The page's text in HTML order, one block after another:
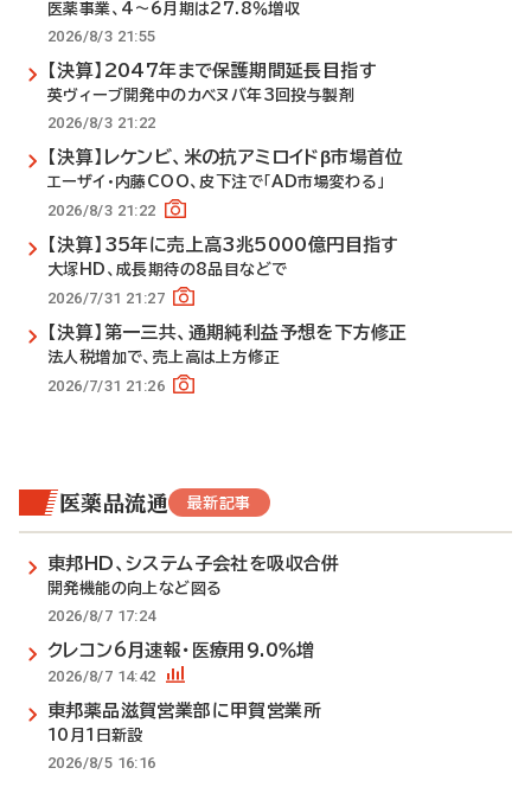
医薬事業、4～6月期は27.8％増収
2026/8/3 21:55
【決算】2047年まで保護期間延長目指す
英ヴィーブ開発中のカベヌバ年3回投与製剤
2026/8/3 21:22
【決算】レケンビ、米の抗アミロイドβ市場首位
エーザイ・内藤COO、皮下注で「AD市場変わる」
2026/8/3 21:22
【決算】35年に売上高3兆5000億円目指す
大塚HD、成長期待の8品目などで
2026/7/31 21:27
【決算】第一三共、通期純利益予想を下方修正
法人税増加で、売上高は上方修正
2026/7/31 21:26
医薬品流通 最新記事
東邦HD、システム子会社を吸収合併
開発機能の向上など図る
2026/8/7 17:24
クレコン6月速報・医療用9.0％増
2026/8/7 14:42
東邦薬品滋賀営業部に甲賀営業所
10月1日新設
2026/8/5 16:16